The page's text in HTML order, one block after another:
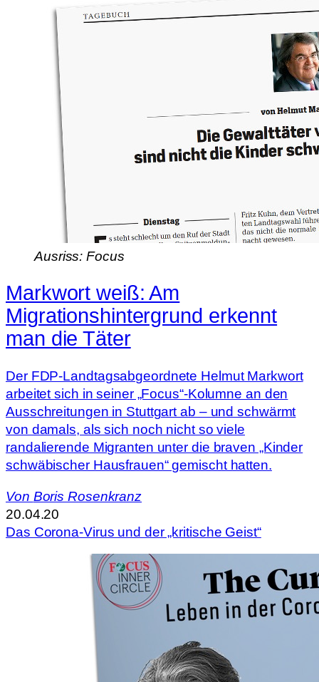
Ausriss: Focus
Markwort weiß: Am
Migrationshintergrund erkennt
man die Täter
Der FDP-Landtagsabgeordnete Helmut Markwort
arbeitet sich in seiner „Focus“-Kolumne an den
Ausschreitungen in Stuttgart ab – und schwärmt
von damals, als sich noch nicht so viele
randalierende Migranten unter die braven „Kinder
schwäbischer Hausfrauen“ gemischt hatten.
Von Boris Rosenkranz
20.04.20
Das Corona-Virus und der „kritische Geist“